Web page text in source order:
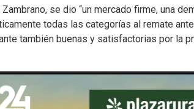
Zambrano, se dio “un mercado firme, una
todas las categorías al remate
también buenas y satisfactorias por la